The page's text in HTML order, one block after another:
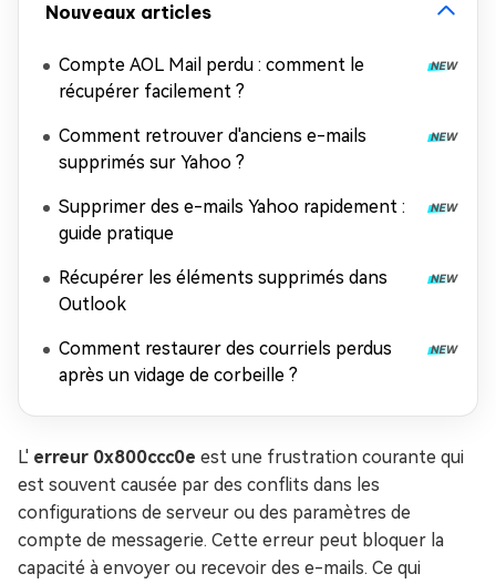
Nouveaux articles
Compte AOL Mail perdu : comment le
récupérer facilement ?
Comment retrouver d'anciens e-mails
supprimés sur Yahoo ?
Supprimer des e-mails Yahoo rapidement :
guide pratique
Récupérer les éléments supprimés dans
Outlook
Comment restaurer des courriels perdus
après un vidage de corbeille ?
L' erreur 0x800ccc0e est une frustration courante qui
est souvent causée par des conflits dans les
configurations de serveur ou des paramètres de
compte de messagerie. Cette erreur peut bloquer la
capacité à envoyer ou recevoir des e-mails. Ce qui